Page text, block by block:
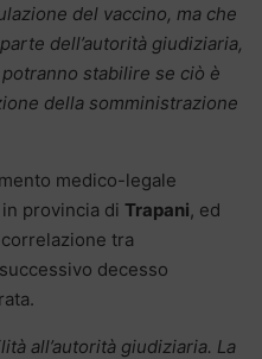
del vaccino, ma che
dell’autorità giudiziaria,
stabilire se ciò è
della somministrazione
medico-legale
provincia di Trapani, ed
tra
decesso
all’autorità giudiziaria. La